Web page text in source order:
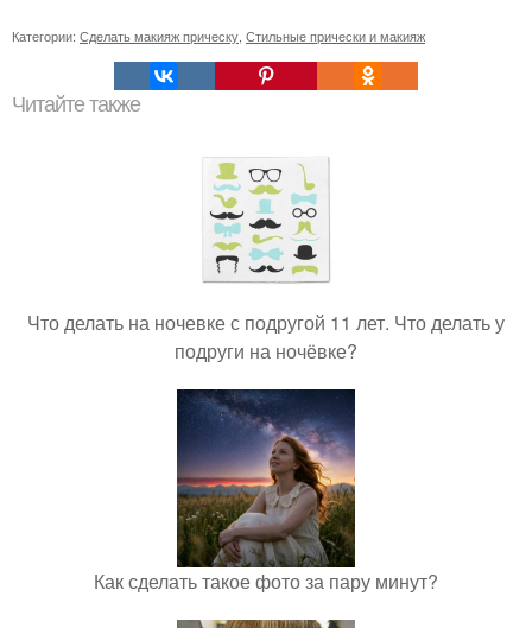
Категории: Сделать макияж прическу Стильные прически и макияж
Читайте также
Что делать на ночевке с подругой 11 лет. Что делать у
подруги на ночёвке?
Как сделать такое фото за пару минут?